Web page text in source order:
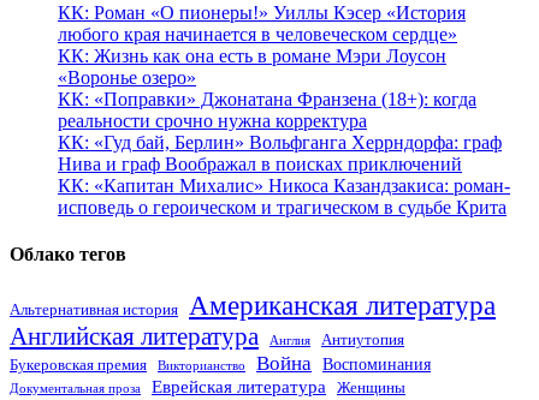
КК: Роман «О пионеры!» Уиллы Кэсер «История
любого края начинается в человеческом сердце»
КК: Жизнь как она есть в романе Мэри Лоусон
«Воронье озеро»
КК: «Поправки» Джонатана Франзена (18+): когда
реальности срочно нужна корректура
КК: «Гуд бай, Берлин» Вольфганга Херрндорфа: граф
Нива и граф Воображал в поисках приключений
КК: «Капитан Михалис» Никоса Казандзакиса: роман-
исповедь о героическом и трагическом в судьбе Крита
Облако тегов
Альтернативная история Американская литература
Английская литература Англия
Антиутопия
Букеровская премия
Викторианство Война Воспоминания
Документальная проза Еврейская литература
Женщины